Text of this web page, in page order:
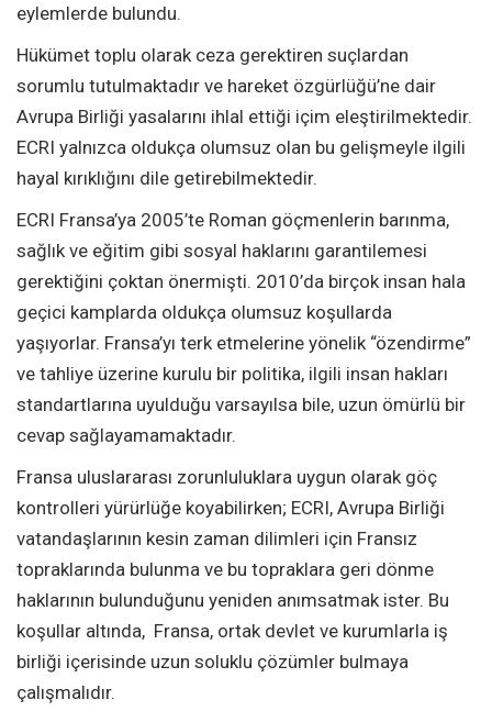
eylemlerde bulundu.
Hükümet toplu olarak ceza gerektiren suçlardan
sorumlu tutulmaktadır ve hareket özgürlüğü’ne dair
Avrupa Birliği yasalarını ihlal ettiği içim eleştirilmektedir.
ECRI yalnızca oldukça olumsuz olan bu gelişmeyle ilgili
hayal kırıklığını dile getirebilmektedir.
ECRI Fransa’ya 2005’te Roman göçmenlerin barınma,
sağlık ve eğitim gibi sosyal haklarını garantilemesi
gerektiğini çoktan önermişti. 2010’da birçok insan hala
geçici kamplarda oldukça olumsuz koşullarda
yaşıyorlar. Fransa’yı terk etmelerine yönelik “özendirme”
ve tahliye üzerine kurulu bir politika, ilgili insan hakları
standartlarına uyulduğu varsayılsa bile, uzun ömürlü bir
cevap sağlayamamaktadır.
Fransa uluslararası zorunluluklara uygun olarak göç
kontrolleri yürürlüğe koyabilirken; ECRI, Avrupa Birliği
vatandaşlarının kesin zaman dilimleri için Fransız
topraklarında bulunma ve bu topraklara geri dönme
haklarının bulunduğunu yeniden anımsatmak ister. Bu
koşullar altında, Fransa, ortak devlet ve kurumlarla iş
birliği içerisinde uzun soluklu çözümler bulmaya
çalışmalıdır.